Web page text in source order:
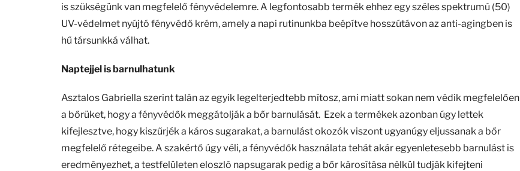
is szükségünk van megfelelő fényvédelemre. A legfontosabb termék ehhez egy széles spektrumú (50)
UV-védelmet nyújtó fényvédő krém, amely a napi rutinunkba beépítve hosszútávon az anti-agingben is
hű társunkká válhat.
Naptejjel is barnulhatunk
Asztalos Gabriella szerint talán az egyik legelterjedtebb mítosz, ami miatt sokan nem védik megfelelően
a bőrüket, hogy a fényvédők meggátolják a bőr barnulását. Ezek a termékek azonban úgy lettek
kifejlesztve, hogy kiszűrjék a káros sugarakat, a barnulást okozók viszont ugyanúgy eljussanak a bőr
megfelelő rétegeibe. A szakértő úgy véli, a fényvédők használata tehát akár egyenletesebb barnulást is
eredményezhet, a testfelületen eloszló napsugarak pedig a bőr károsítása nélkül tudják kifejteni